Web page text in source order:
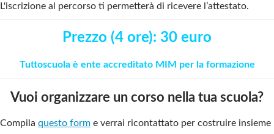
L'iscrizione al percorso ti permetterà di ricevere l’attestato.
Prezzo (4 ore): 30 euro
Tuttoscuola è ente accreditato MIM per la formazione
Vuoi organizzare un corso nella tua scuola?
Compila questo form e verrai ricontattato per costruire insieme